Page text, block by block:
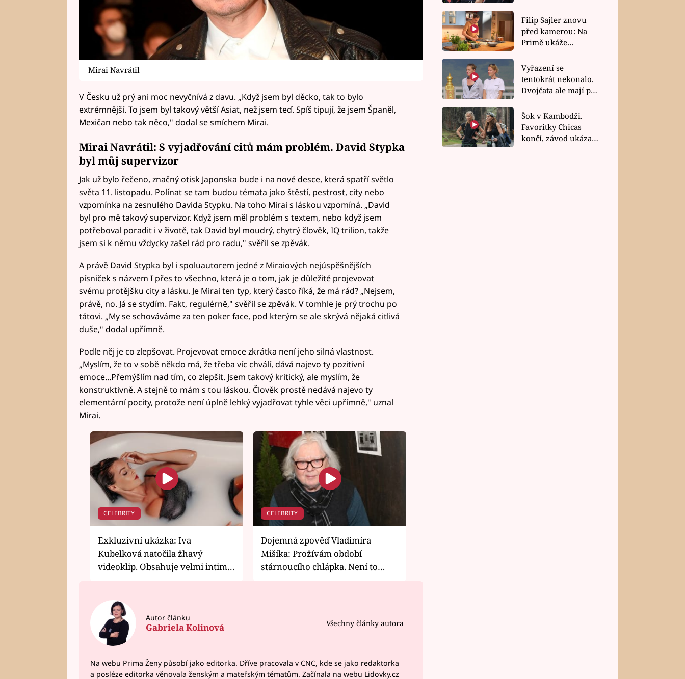
Mirai Navrátil
V Česku už prý ani moc nevyčnívá z davu. „Když jsem byl děcko, tak to bylo
extrémnější. To jsem byl takový větší Asiat, než jsem teď. Spíš tipují, že jsem Španěl,
Mexičan nebo tak něco," dodal se smíchem Mirai.
Mirai Navrátil: S vyjadřování citů mám problém. David Stypka
byl můj supervizor
Jak už bylo řečeno, značný otisk Japonska bude i na nové desce, která spatří světlo
světa 11. listopadu. Polínat se tam budou témata jako štěstí, pestrost, city nebo
vzpomínka na zesnulého Davida Stypku. Na toho Mirai s láskou vzpomíná. „David
byl pro mě takový supervizor. Když jsem měl problém s textem, nebo když jsem
potřeboval poradit i v životě, tak David byl moudrý, chytrý člověk, IQ trilion, takže
jsem si k němu vždycky zašel rád pro radu," svěřil se zpěvák.
A právě David Stypka byl i spoluautorem jedné z Miraiových nejúspěšnějších
písniček s názvem I přes to všechno, která je o tom, jak je důležité projevovat
svému protějšku city a lásku. Je Mirai ten typ, který často říká, že má rád? „Nejsem,
právě, no. Já se stydím. Fakt, regulérně," svěřil se zpěvák. V tomhle je prý trochu po
tátovi. „My se schováváme za ten poker face, pod kterým se ale skrývá nějaká citlivá
duše," dodal upřímně.
Podle něj je co zlepšovat. Projevovat emoce zkrátka není jeho silná vlastnost.
„Myslím, že to v sobě někdo má, že třeba víc chválí, dává najevo ty pozitivní
emoce...Přemýšlím nad tím, co zlepšit. Jsem takový kritický, ale myslím, že
konstruktivně. A stejně to mám s tou láskou. Člověk prostě nedává najevo ty
elementární pocity, protože není úplně lehký vyjadřovat tyhle věci upřímně," uznal
Mirai.
CELEBRITY
Exkluzivní ukázka: Iva
Kubelková natočila žhavý
videoklip. Obsahuje velmi intimní
scény
CELEBRITY
Dojemná zpověď Vladimíra
Mišíka: Prožívám období
stárnoucího chlápka. Není to
veselé
Autor článku
Gabriela Kolinová Všechny články autora
Na webu Prima Ženy působí jako editorka. Dříve pracovala v CNC, kde se jako redaktorka
a posléze editorka věnovala ženským a mateřským tématům. Začínala na webu Lidovky.cz
Filip Sajler znovu
před kamerou: Na
Primě ukáže
rychlé recepty
Vyřazení se
tentokrát nekonalo.
Dvojčata ale mají po
závodu nůž na krku
Šok v Kambodži.
Favoritky Chicas
končí, závod ukázal